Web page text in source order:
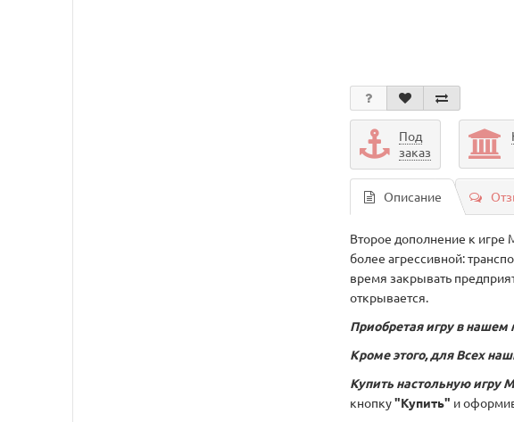
Под
заказ
Описание
Второе дополнение к игре
более агрессивной:
время закрывать
открывается.
Приобретая игру в
Кроме этого, для Всех
Купить настольную игру
кнопку"Купить" и